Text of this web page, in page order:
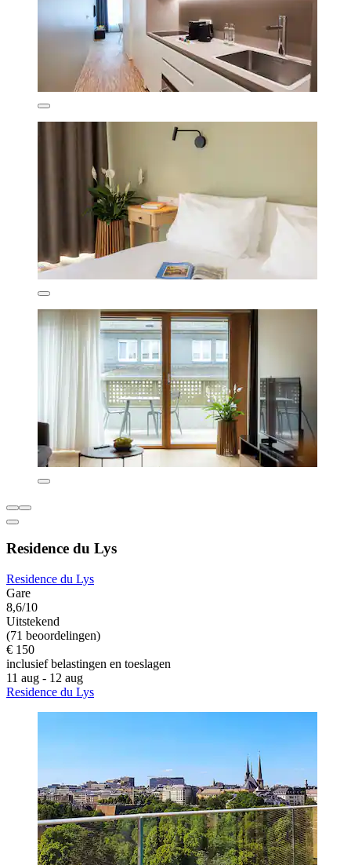
Residence du Lys
Residence du Lys
Gare
8,6/10
Uitstekend
(71 beoordelingen)
€ 150
inclusief belastingen en toeslagen
11 aug - 12 aug
Residence du Lys